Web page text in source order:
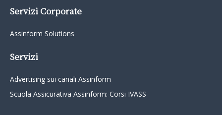
Servizi Corporate
Assinform Solutions
Servizi
Advertising sui canali Assinform
Scuola Assicurativa Assinform: Corsi IVASS